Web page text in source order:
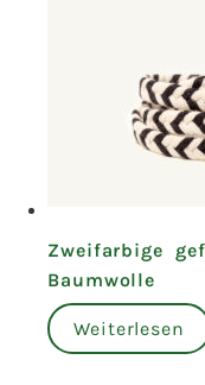
Zweifarbige
Baumwolle
Weiterlesen